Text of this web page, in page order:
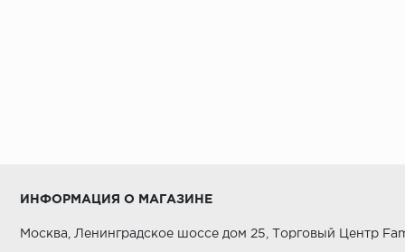
ИНФОРМАЦИЯ О МАГАЗИНЕ
Москва, Ленинградское шоссе дом 25, Торговый Центр